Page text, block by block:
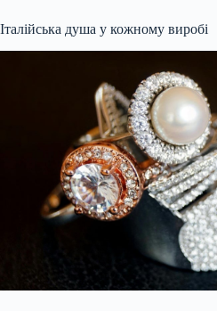
Італійська душа у кожному виробі